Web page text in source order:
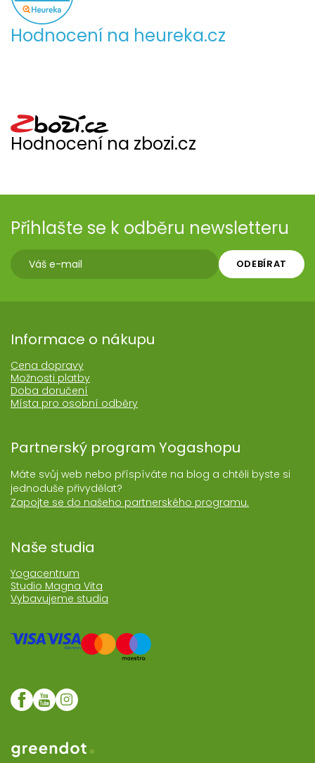
Hodnocení na heureka.cz
Hodnocení na zbozi.cz
Přihlašte se k odběru newsletteru
ODEBÍRAT
Informace o nákupu
Cena dopravy
Možnosti platby
Doba doručení
Místa pro osobní odběry
Partnerský program Yogashopu
Máte svůj web nebo příspíváte na blog a chtěli byste si
jednoduše přivydělat?
Zapojte se do našeho partnerského programu.
Naše studia
Yogacentrum
Studio Magna Vita
Vybavujeme studia
Web realozoval Greendot